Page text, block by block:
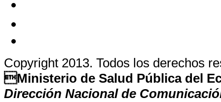
Copyright 2013. Todos los derechos
Ministerio de Salud Pública del
Dirección Nacional de